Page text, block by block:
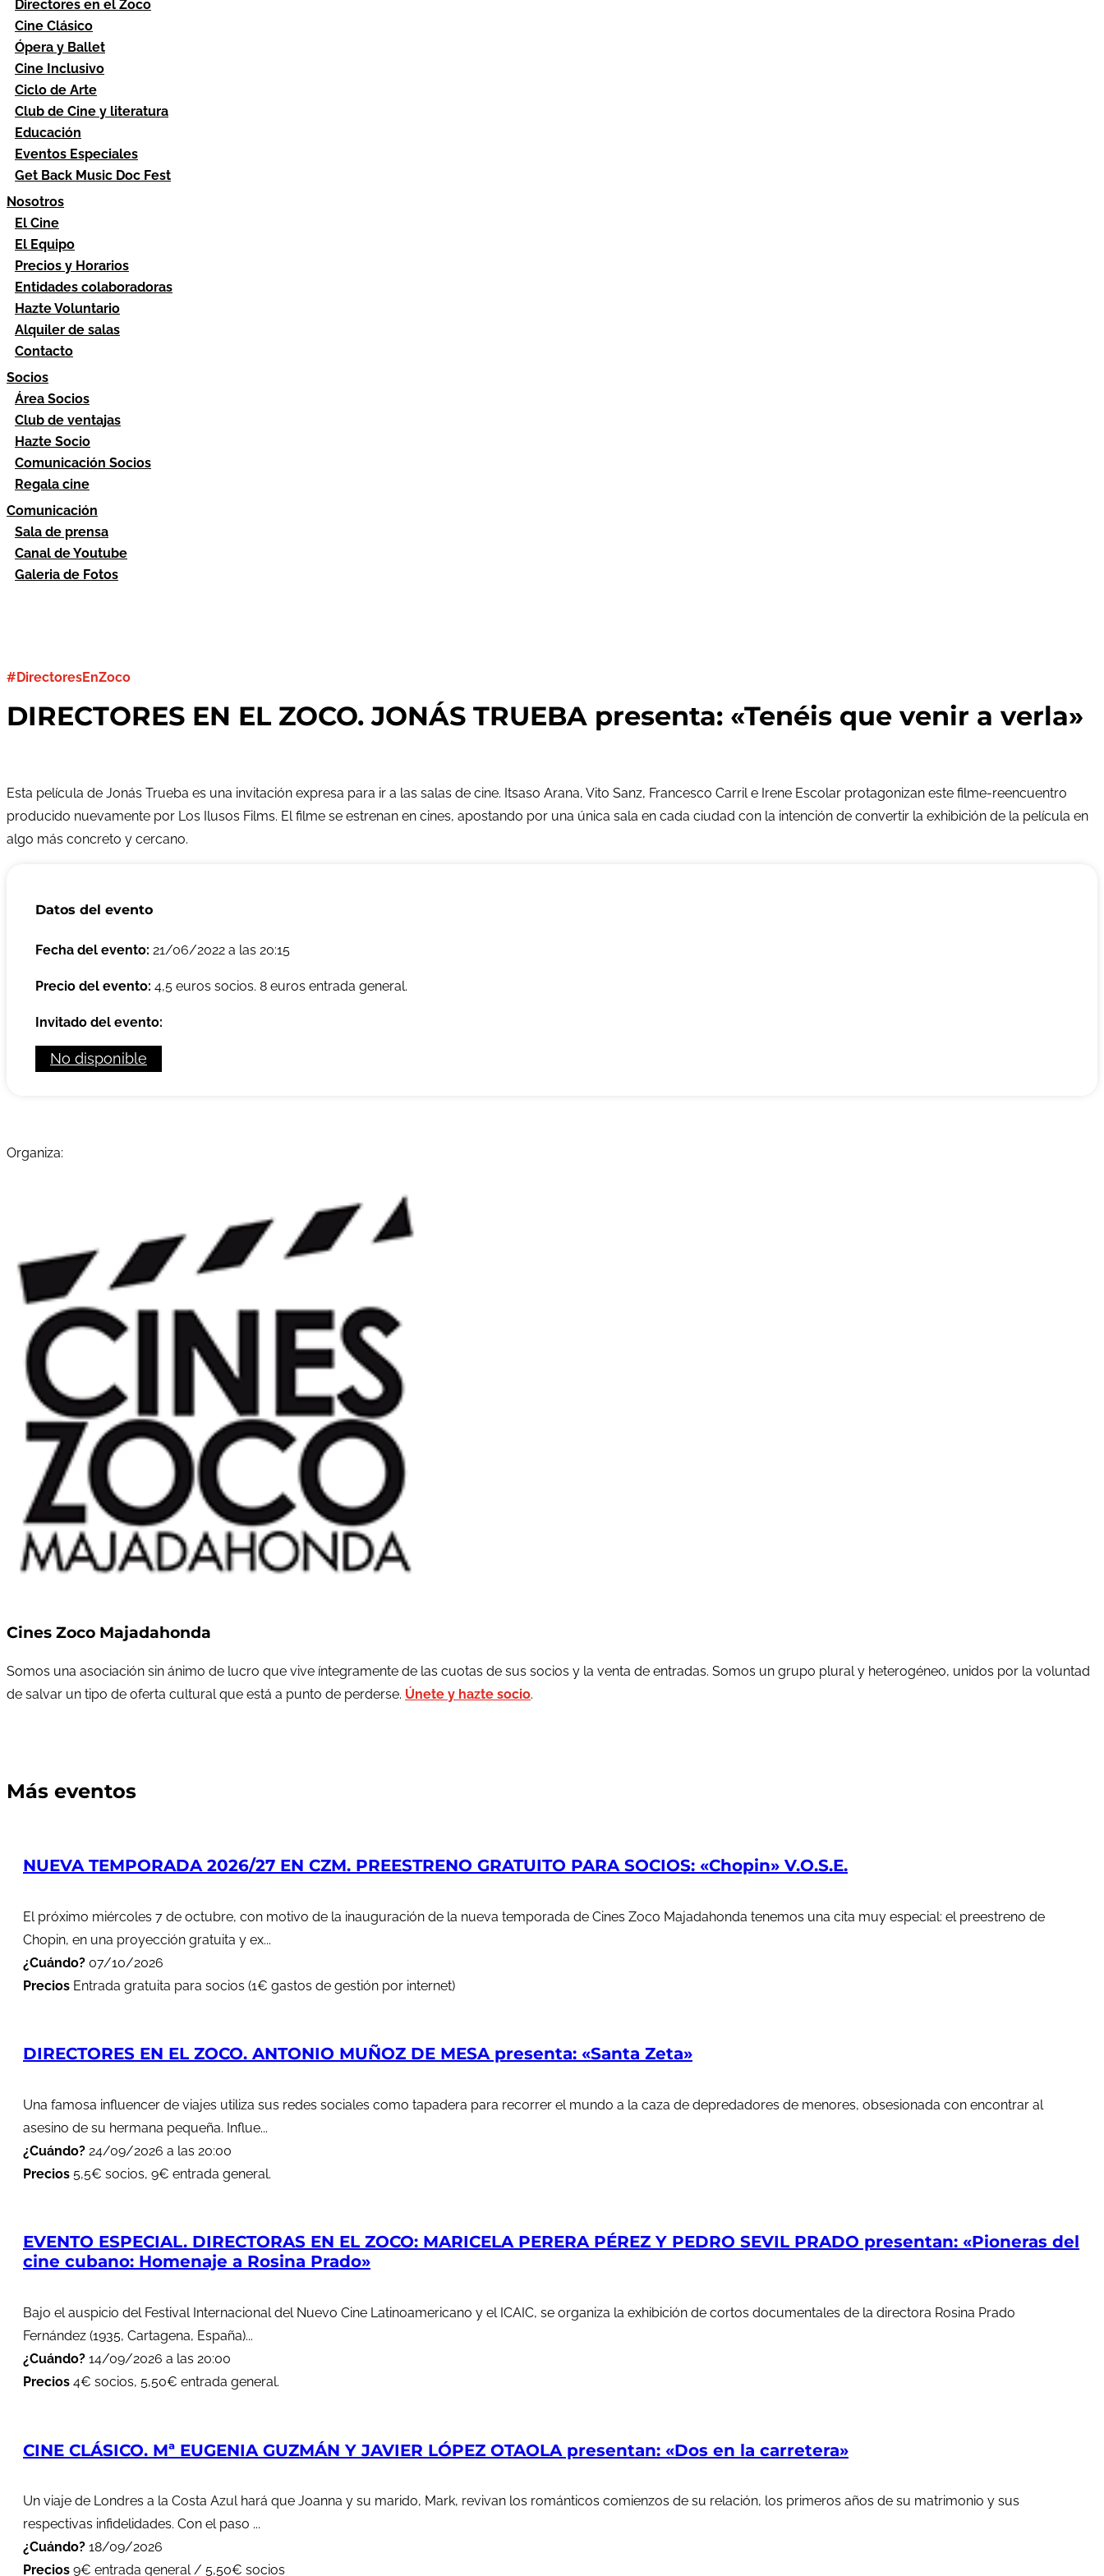
Directores en el Zoco
Cine Clásico
Ópera y Ballet
Cine Inclusivo
Ciclo de Arte
Club de Cine y literatura
Educación
Eventos Especiales
Get Back Music Doc Fest
Nosotros
El Cine
El Equipo
Precios y Horarios
Entidades colaboradoras
Hazte Voluntario
Alquiler de salas
Contacto
Socios
Área Socios
Club de ventajas
Hazte Socio
Comunicación Socios
Regala cine
Comunicación
Sala de prensa
Canal de Youtube
Galeria de Fotos
#DirectoresEnZoco
DIRECTORES EN EL ZOCO. JONÁS TRUEBA presenta: «Tenéis que venir a verla»
Esta película de Jonás Trueba es una invitación expresa para ir a las salas de cine. Itsaso Arana, Vito Sanz, Francesco Carril e Irene Escolar protagonizan este filme-reencuentro
producido nuevamente por Los Ilusos Films. El filme se estrenan en cines, apostando por una única sala en cada ciudad con la intención de convertir la exhibición de la película en
algo más concreto y cercano.
Datos del evento
Fecha del evento: 21/06/2022 a las 20:15
Precio del evento: 4,5 euros socios. 8 euros entrada general.
Invitado del evento:
No disponible
Organiza:
Cines Zoco Majadahonda
Somos una asociación sin ánimo de lucro que vive íntegramente de las cuotas de sus socios y la venta de entradas. Somos un grupo plural y heterogéneo, unidos por la voluntad
de salvar un tipo de oferta cultural que está a punto de perderse. Únete y hazte socio.
Más eventos
NUEVA TEMPORADA 2026/27 EN CZM. PREESTRENO GRATUITO PARA SOCIOS: «Chopin» V.O.S.E.
El próximo miércoles 7 de octubre, con motivo de la inauguración de la nueva temporada de Cines Zoco Majadahonda tenemos una cita muy especial: el preestreno de
Chopin, en una proyección gratuita y ex...
¿Cuándo? 07/10/2026
Precios Entrada gratuita para socios (1€ gastos de gestión por internet)
DIRECTORES EN EL ZOCO. ANTONIO MUÑOZ DE MESA presenta: «Santa Zeta»
Una famosa influencer de viajes utiliza sus redes sociales como tapadera para recorrer el mundo a la caza de depredadores de menores, obsesionada con encontrar al
asesino de su hermana pequeña. Influe...
¿Cuándo? 24/09/2026 a las 20:00
Precios 5,5€ socios, 9€ entrada general.
EVENTO ESPECIAL. DIRECTORAS EN EL ZOCO: MARICELA PERERA PÉREZ Y PEDRO SEVIL PRADO presentan: «Pioneras del
cine cubano: Homenaje a Rosina Prado»
Bajo el auspicio del Festival Internacional del Nuevo Cine Latinoamericano y el ICAIC, se organiza la exhibición de cortos documentales de la directora Rosina Prado
Fernández (1935, Cartagena, España)...
¿Cuándo? 14/09/2026 a las 20:00
Precios 4€ socios, 5,50€ entrada general.
CINE CLÁSICO. Mª EUGENIA GUZMÁN Y JAVIER LÓPEZ OTAOLA presentan: «Dos en la carretera»
Un viaje de Londres a la Costa Azul hará que Joanna y su marido, Mark, revivan los románticos comienzos de su relación, los primeros años de su matrimonio y sus
respectivas infidelidades. Con el paso ...
¿Cuándo? 18/09/2026
Precios 9€ entrada general / 5,50€ socios